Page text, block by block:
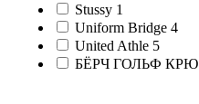
Stussy 1
Uniform Bridge 4
United Athle 5
БЁРЧ ГОЛЬФ КРЮ